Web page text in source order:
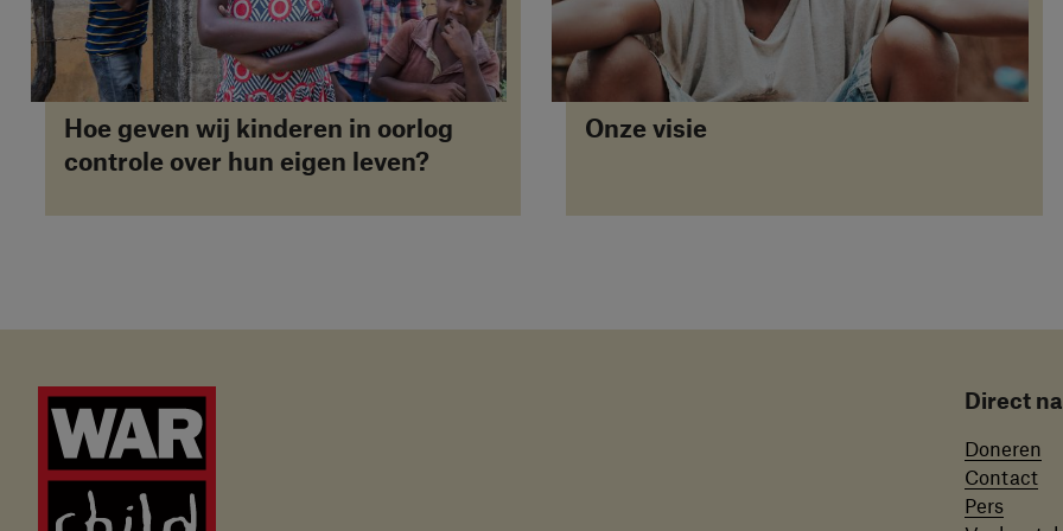
Hoe geven wij kinderen in oorlog
controle over hun eigen leven?
Onze visie
Direct
Doneren
Contact
Pers